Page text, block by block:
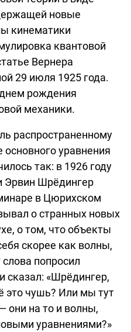
новые
кинематики
квантовой
Вернера
29 июля 1925 года.
рождения
механики.
распространенному
уравнения
так: в 1926 году
Эрвин Шрёдингер
в Цюрихском
о странных новых
о том, что объекты
скорее как волны,
попросил
сказал: «Шрёдингер,
это чушь? Или мы тут
они на то и волны,
уравнениями?»